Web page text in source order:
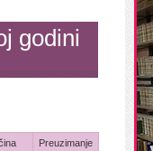
godini
Preuzimanje